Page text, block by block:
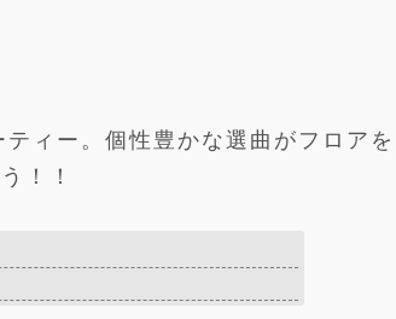
ィー。個性豊かな選曲がフロアを
！！